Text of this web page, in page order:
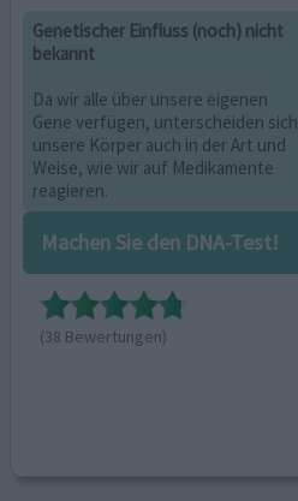
Genetischer Einfluss (noch) nicht
bekannt
Da wir alle über unsere eigenen
Gene verfügen, unterscheiden sich
unsere Körper auch in der Art und
Weise, wie wir auf Medikamente
reagieren.
Machen Sie den DNA-Test!
(38 Bewertungen)